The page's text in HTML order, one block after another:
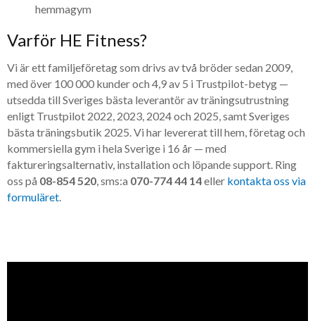
hemmagym
Varför HE Fitness?
Vi är ett familjeföretag som drivs av två bröder sedan 2009,
med över 100 000 kunder och 4,9 av 5 i Trustpilot-betyg —
utsedda till Sveriges bästa leverantör av träningsutrustning
enligt Trustpilot 2022, 2023, 2024 och 2025, samt Sveriges
bästa träningsbutik 2025. Vi har levererat till hem, företag och
kommersiella gym i hela Sverige i 16 år — med
faktureringsalternativ, installation och löpande support. Ring
oss på 08-854 520, sms:a 070-774 44 14eller kontakta oss via
formuläret.